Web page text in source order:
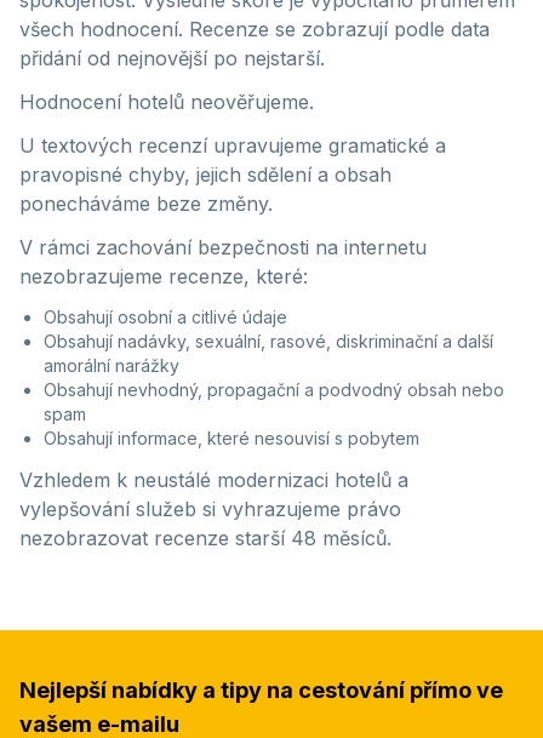
všech hodnocení. Recenze se zobrazují podle data
přidání od nejnovější po nejstarší.
Hodnocení hotelů neověřujeme.
U textových recenzí upravujeme gramatické a
pravopisné chyby, jejich sdělení a obsah
ponecháváme beze změny.
V rámci zachování bezpečnosti na internetu
nezobrazujeme recenze, které:
Obsahují osobní a citlivé údaje
Obsahují nadávky, sexuální, rasové, diskriminační a další
amorální narážky
Obsahují nevhodný, propagační a podvodný obsah nebo
spam
Obsahují informace, které nesouvisí s pobytem
Vzhledem k neustálé modernizaci hotelů a
vylepšování služeb si vyhrazujeme právo
nezobrazovat recenze starší 48 měsíců.
Nejlepší nabídky a tipy na cestování přímo ve
vašem e-mailu